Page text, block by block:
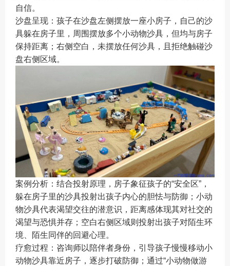
自信。
沙盘呈现：孩子在沙盘左侧摆放一座小房子，自己的沙
具躲在房子里，周围摆放多个小动物沙具，但均与房子
保持距离；右侧空白，未摆放任何沙具，且拒绝触碰沙
盘右侧区域。
案例分析：结合投射原理，房子象征孩子的“安全区”，
躲在房子里的沙具投射出孩子内心的胆怯与防御；小动
物沙具代表渴望交往的潜意识，距离感体现其对社交的
渴望与恐惧并存；空白右侧区域则投射出孩子对陌生环
境、陌生同伴的回避心理。
疗愈过程：咨询师以陪伴者身份，引导孩子慢慢移动小
动物沙具靠近房子，逐步打破防御；通过“小动物做游